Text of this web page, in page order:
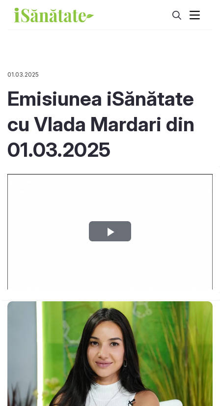
01.03.2025
Emisiunea iSănătate
cu Vlada Mardari din
01.03.2025